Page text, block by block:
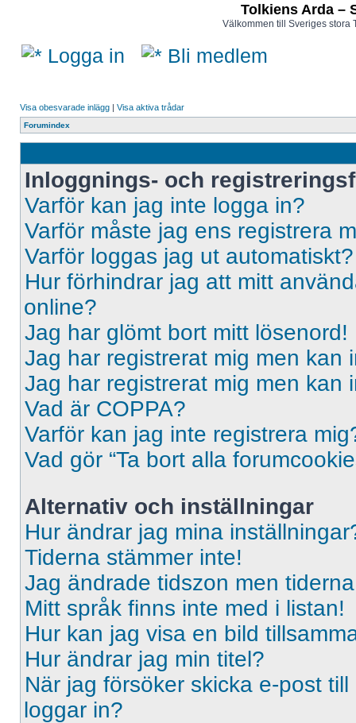
Tolkiens Arda –
Välkommen till Sveriges stora
Logga in Bli medlem
Visa obesvarade inlägg | Visa aktiva trådar
Forumindex
Inloggnings- och
Varför kan jag inte logga in?
Varför måste jag ens registrera
Varför loggas jag ut automatiskt?
Hur förhindrar jag att mitt
online?
Jag har glömt bort mitt lösenord!
Jag har registrerat mig men kan
Jag har registrerat mig men kan
Vad är COPPA?
Varför kan jag inte registrera
Vad gör “Ta bort alla
Alternativ och inställningar
Hur ändrar jag mina
Tiderna stämmer inte!
Jag ändrade tidszon men
Mitt språk finns inte med i listan!
Hur kan jag visa en bild
Hur ändrar jag min titel?
När jag försöker skicka e-post
loggar in?